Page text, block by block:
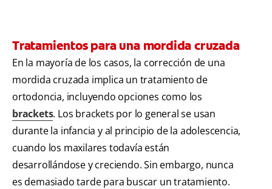
Tratamientos para una mordida cruzada
En la mayoría de los casos, la corrección de una
mordida cruzada implica un tratamiento de
ortodoncia, incluyendo opciones como los
brackets. Los brackets por lo general se usan
durante la infancia y al principio de la adolescencia,
cuando los maxilares todavía están
desarrollándose y creciendo. Sin embargo, nunca
es demasiado tarde para buscar un tratamiento.